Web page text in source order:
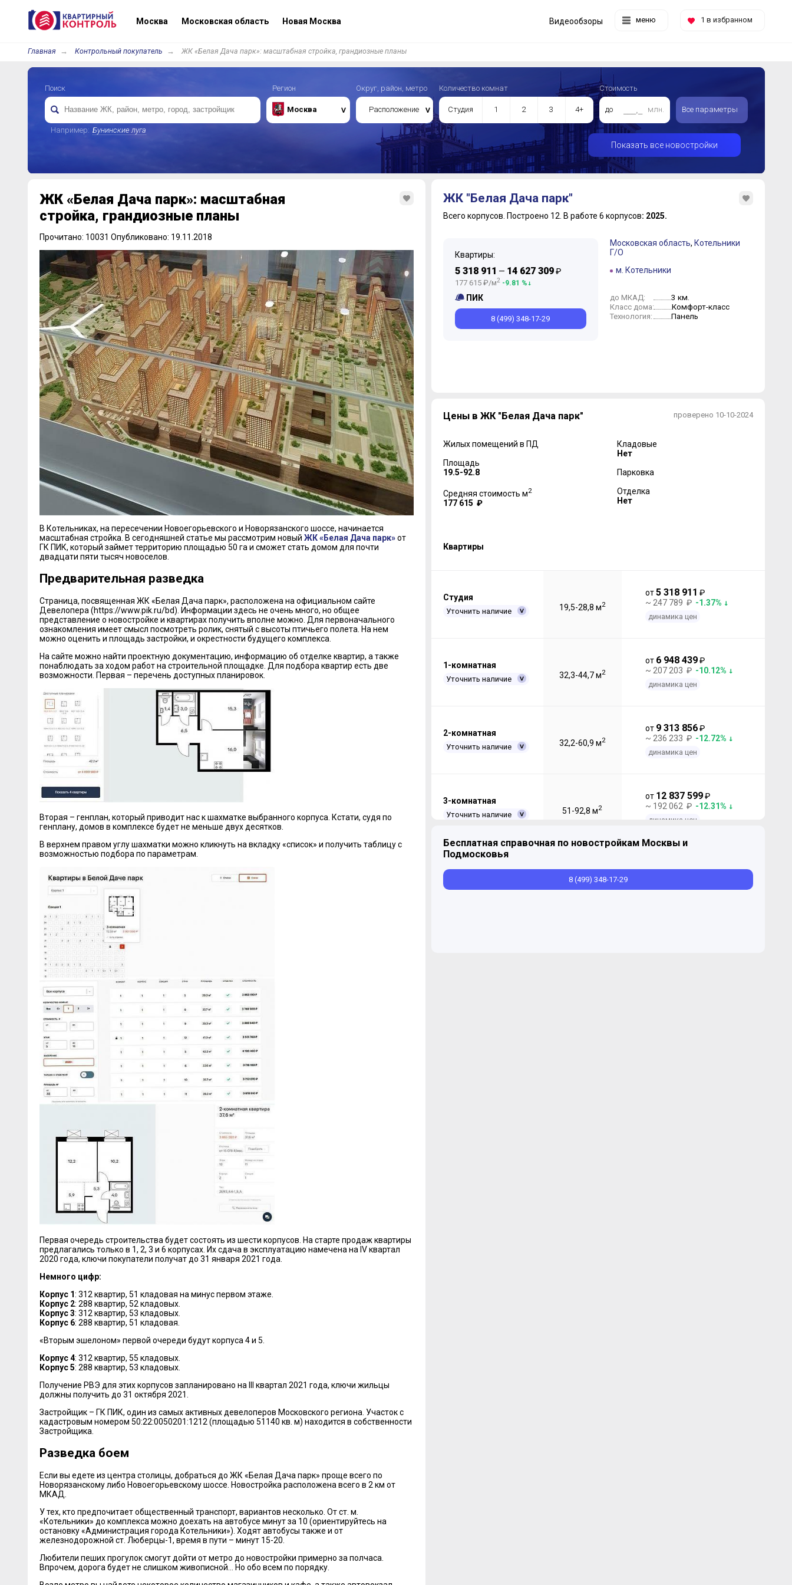
Москва Московская область Новая Москва меню 1 в избранном
Видеообзоры
Главная Контрольный покупатель ЖК «Белая Дача парк»: масштабная стройка, грандиозные планы
Поиск
Например: Бунинские луга
Регион
Москва
Округ, район, метро
Расположение
Количество комнат
Студия 1 2 3 4+
Стоимость
до млн. Все параметры
Показать все новостройки
ЖК «Белая Дача парк»: масштабная
стройка, грандиозные планы
Прочитано: 10031 Опубликовано: 19.11.2018
В Котельниках, на пересечении Новоегорьевского и Новорязанского шоссе, начинается
масштабная стройка. В сегодняшней статье мы рассмотрим новый ЖК «Белая Дача парк»от
ГК ПИК, который займет территорию площадью 50 га и сможет стать домом для почти
двадцати пяти тысяч новоселов.
Предварительная разведка
Страница, посвященная ЖК «Белая Дача парк», расположена на официальном сайте
Девелопера (https://www.pik.ru/bd). Информации здесь не очень много, но общее
представление о новостройке и квартирах получить вполне можно. Для первоначального
ознакомления имеет смысл посмотреть ролик, снятый с высоты птичьего полета. На нем
можно оценить и площадь застройки, и окрестности будущего комплекса.
На сайте можно найти проектную документацию, информацию об отделке квартир, а также
понаблюдать за ходом работ на строительной площадке. Для подбора квартир есть две
возможности. Первая – перечень доступных планировок.
Вторая – генплан, который приводит нас к шахматке выбранного корпуса. Кстати, судя по
генплану, домов в комплексе будет не меньше двух десятков.
В верхнем правом углу шахматки можно кликнуть на вкладку «список» и получить таблицу с
возможностью подбора по параметрам.
Первая очередь строительства будет состоять из шести корпусов. На старте продаж квартиры
предлагались только в 1, 2, 3 и 6 корпусах. Их сдача в эксплуатацию намечена на IV квартал
2020 года, ключи покупатели получат до 31 января 2021 года.
Немного цифр:
Корпус 1: 312 квартир, 51 кладовая на минус первом этаже.
Корпус 2: 288 квартир, 52 кладовых.
Корпус 3: 312 квартир, 53 кладовых.
Корпус 6: 288 квартир, 51 кладовая.
«Вторым эшелоном» первой очереди будут корпуса 4 и 5.
Корпус 4: 312 квартир, 55 кладовых.
Корпус 5: 288 квартир, 53 кладовых.
Получение РВЭ для этих корпусов запланировано на III квартал 2021 года, ключи жильцы
должны получить до 31 октября 2021.
Застройщик – ГК ПИК, один из самых активных девелоперов Московского региона. Участок с
кадастровым номером 50:22:0050201:1212 (площадью 51140 кв. м) находится в собственности
Застройщика.
Разведка боем
Если вы едете из центра столицы, добраться до ЖК «Белая Дача парк» проще всего по
Новорязанскому либо Новоегорьевскому шоссе. Новостройка расположена всего в 2 км от
МКАД.
У тех, кто предпочитает общественный транспорт, вариантов несколько. От ст. м.
«Котельники» до комплекса можно доехать на автобусе минут за 10 (ориентируйтесь на
остановку «Администрация города Котельники»). Ходят автобусы также и от
железнодорожной ст. Люберцы-1, время в пути – минут 15-20.
Любители пеших прогулок смогут дойти от метро до новостройки примерно за полчаса.
Впрочем, дорога будет не слишком живописной... Но обо всем по порядку.
ЖК "Белая Дача парк"
Всего корпусов. Построено 12. В работе 6 корпусов: 2025.
Квартиры:
5 318 911 — 14 627 309₽
177 615 ₽/м2-9.81 %
ПИК
8 (499) 348-17-29
Московская область, Котельники
Г/О
м. Котельники
до МКАД: 3 км.
Класс дома: Комфорт-класс
Технология: Панель
проверено 10-10-2024
Цены в ЖК "Белая Дача парк"
Жилых помещений в ПД
Площадь
19.5-92.8
Средняя стоимость м2
177 615 ₽
Кладовые
Нет
Парковка
Отделка
Нет
Квартиры
Студия
Уточнить наличие 19,5-28,8 м2
от5 318 911 ₽
~ 247 789 ₽ -1.37%
динамика цен
1-комнатная
Уточнить наличие 32,3-44,7 м2
от 6 948 439₽
~ 207 203 ₽ -10.12%
динамика цен
2-комнатная
Уточнить наличие 32,2-60,9 м2
от 9 313 856₽
~ 236 233 ₽ -12.72%
динамика цен
3-комнатная
Уточнить наличие 51-92,8 м2
от 12 837 599₽
~ 192 062 ₽ -12.31%
динамика цен
Бесплатная справочная по новостройкам Москвы и
Подмосковья
8 (499) 348-17-29